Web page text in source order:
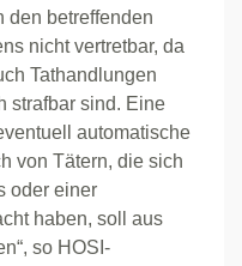
den betreffenden
nicht vertretbar, da
Tathandlungen
strafbar sind. Eine
automatische
von Tätern, die sich
oder einer
haben, soll aus
so HOSI-